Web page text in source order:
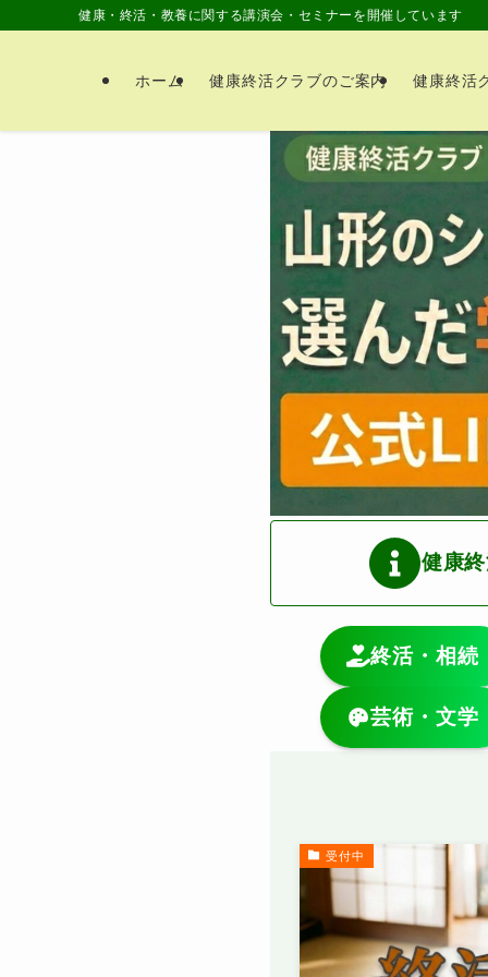
健康・終活・教養に関する講演会・セミナーを開催しています
ホーム 健康終活クラブのご案内 健康終活
健康
終活・相続
芸術・文学
受付中